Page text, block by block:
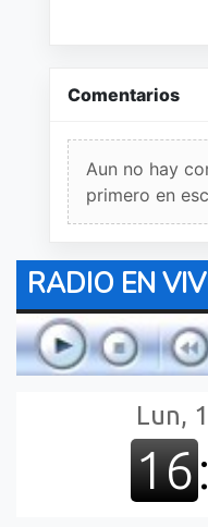
Comentarios
Aun no hay
primero en
RADIO EN